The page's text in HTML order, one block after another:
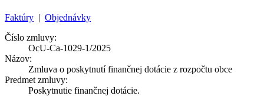
Faktúry | Objednávky
Číslo zmluvy:
OcU-Ca-1029-1/2025
Názov:
Zmluva o poskytnutí finančnej dotácie z rozpočtu obce
Predmet zmluvy:
Poskytnutie finančnej dotácie.